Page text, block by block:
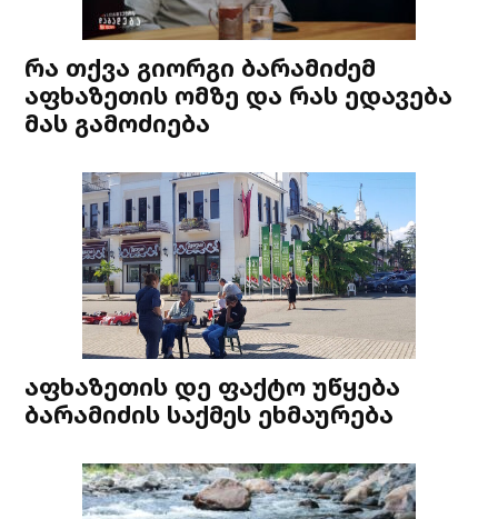
რა თქვა გიორგი ბარამიძემ
აფხაზეთის ომზე და რას ედავება
მას გამოძიება
აფხაზეთის დე ფაქტო უწყება
ბარამიძის საქმეს ეხმაურება